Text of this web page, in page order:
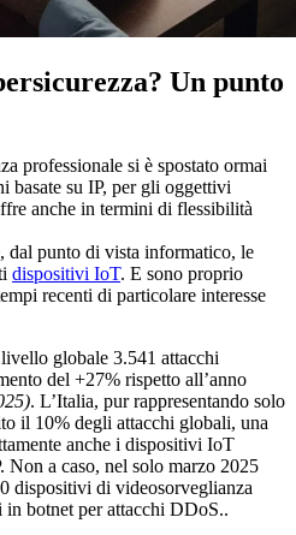
? Un punto
professionale si è spostato ormai
basate su IP, per gli oggettivi
anche in termini di flessibilità
dal punto di vista informatico, le
dispositivi IoT. E sono proprio
recenti di particolare interesse
globale 3.541 attacchi
del +27% rispetto all’anno
. L’Italia, pur rappresentando solo
il 10% degli attacchi globali, una
anche i dispositivi IoT
Non a caso, nel solo marzo 2025
dispositivi di videosorveglianza
in botnet per attacchi DDoS..